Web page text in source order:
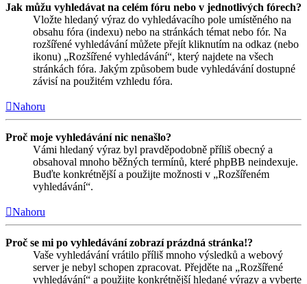
Jak můžu vyhledávat na celém fóru nebo v jednotlivých fórech?
Vložte hledaný výraz do vyhledávacího pole umístěného na
obsahu fóra (indexu) nebo na stránkách témat nebo fór. Na
rozšířené vyhledávání můžete přejít kliknutím na odkaz (nebo
ikonu) „Rozšířené vyhledávání“, který najdete na všech
stránkách fóra. Jakým způsobem bude vyhledávání dostupné
závisí na použitém vzhledu fóra.
Nahoru
Proč moje vyhledávání nic nenašlo?
Vámi hledaný výraz byl pravděpodobně příliš obecný a
obsahoval mnoho běžných termínů, které phpBB neindexuje.
Buďte konkrétnější a použijte možnosti v „Rozšířeném
vyhledávání“.
Nahoru
Proč se mi po vyhledávání zobrazí prázdná stránka!?
Vaše vyhledávání vrátilo příliš mnoho výsledků a webový
server je nebyl schopen zpracovat. Přejděte na „Rozšířené
vyhledávání“ a použijte konkrétnější hledané výrazy a vyberte